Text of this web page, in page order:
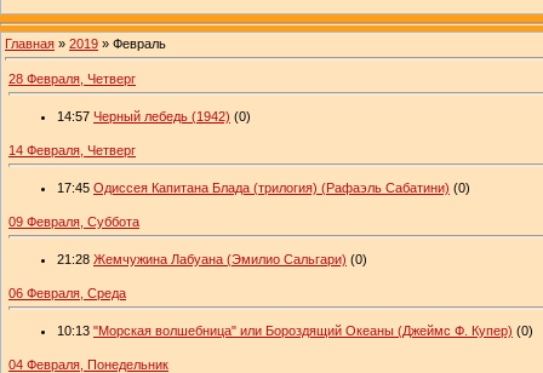
Главная » 2019 » Февраль
28 Февраля, Четверг
14:57 Черный лебедь (1942) (0)
14 Февраля, Четверг
17:45 Одиссея Капитана Блада (трилогия) (Рафаэль Сабатини) (0)
09 Февраля, Суббота
21:28 Жемчужина Лабуана (Эмилио Сальгари) (0)
06 Февраля, Среда
10:13 "Морская волшебница" или Бороздящий Океаны (Джеймс Ф. Купер) (0)
04 Февраля, Понедельник